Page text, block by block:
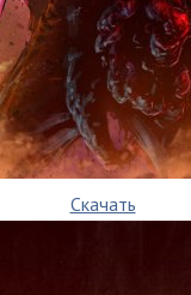
Скачать